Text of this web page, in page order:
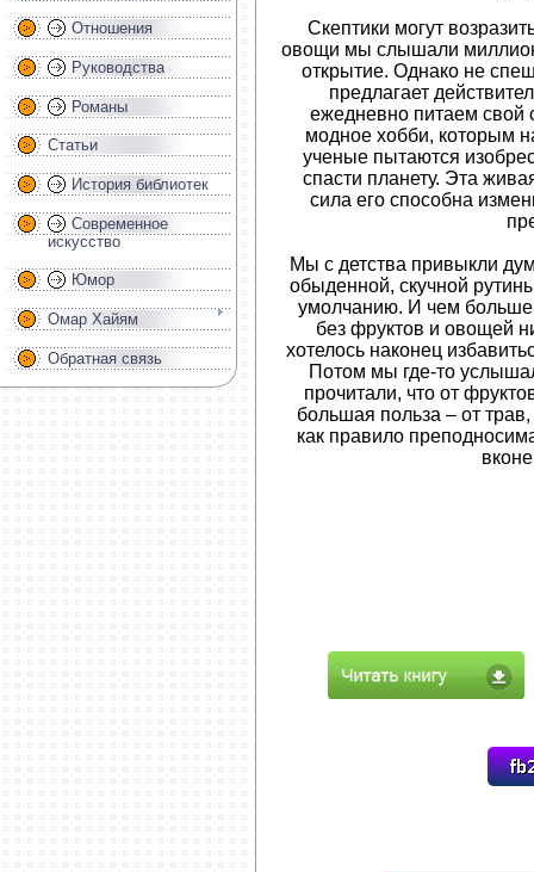
Отношения
Руководства
Романы
Статьи
История библиотек
Современное
искусство
Юмор
Омар Хайям
Обратная связь
Скептики могут
овощи мы слышали
открытие. Однако не
предлагает
ежедневно питаем свой
модное хобби, которым
ученые пытаются
спасти планету. Эта
сила его способна
Мы с детства привыкли
обыденной, скучной
умолчанию. И чем больше
без фруктов и овощей
хотелось наконец
Потом мы где-то
прочитали, что от
большая польза – от
как правило